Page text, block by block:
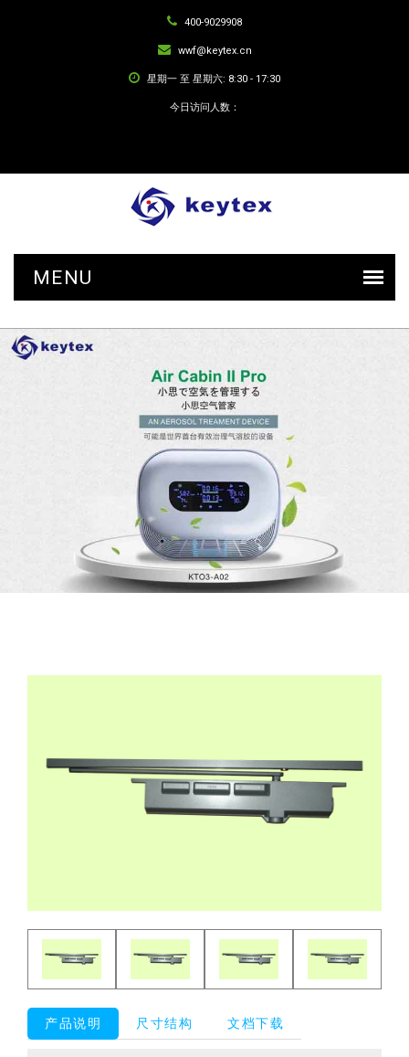
400-9029908
wwf@keytex.cn
星期一 至 星期六: 8:30 - 17:30
今日访问人数：
产品说明 尺寸结构 文档下载